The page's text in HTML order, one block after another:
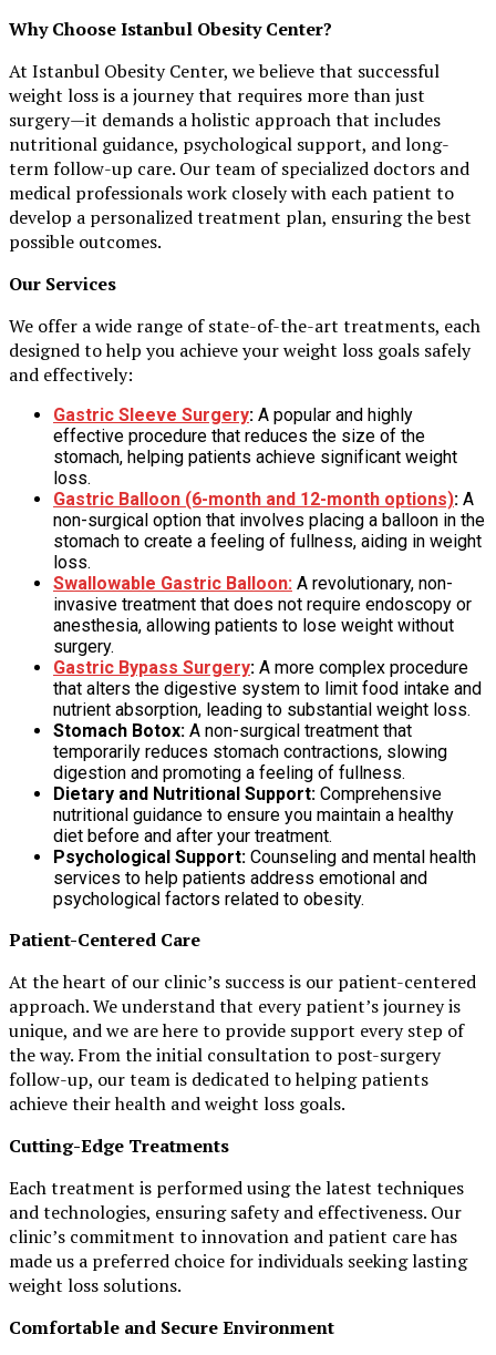
Why Choose Istanbul Obesity Center?
At Istanbul Obesity Center, we believe that successful
weight loss is a journey that requires more than just
surgery—it demands a holistic approach that includes
nutritional guidance, psychological support, and long-
term follow-up care. Our team of specialized doctors and
medical professionals work closely with each patient to
develop a personalized treatment plan, ensuring the best
possible outcomes.
Our Services
We offer a wide range of state-of-the-art treatments, each
designed to help you achieve your weight loss goals safely
and effectively:
Gastric Sleeve Surgery: A popular and highly
effective procedure that reduces the size of the
stomach, helping patients achieve significant weight
loss.
Gastric Balloon (6-month and 12-month options): A
non-surgical option that involves placing a balloon in the
stomach to create a feeling of fullness, aiding in weight
loss.
Swallowable Gastric Balloon: A revolutionary, non-
invasive treatment that does not require endoscopy or
anesthesia, allowing patients to lose weight without
surgery.
Gastric Bypass Surgery: A more complex procedure
that alters the digestive system to limit food intake and
nutrient absorption, leading to substantial weight loss.
Stomach Botox: A non-surgical treatment that
temporarily reduces stomach contractions, slowing
digestion and promoting a feeling of fullness.
Dietary and Nutritional Support: Comprehensive
nutritional guidance to ensure you maintain a healthy
diet before and after your treatment.
Psychological Support: Counseling and mental health
services to help patients address emotional and
psychological factors related to obesity.
Patient-Centered Care
At the heart of our clinic’s success is our patient-centered
approach. We understand that every patient’s journey is
unique, and we are here to provide support every step of
the way. From the initial consultation to post-surgery
follow-up, our team is dedicated to helping patients
achieve their health and weight loss goals.
Cutting-Edge Treatments
Each treatment is performed using the latest techniques
and technologies, ensuring safety and effectiveness. Our
clinic’s commitment to innovation and patient care has
made us a preferred choice for individuals seeking lasting
weight loss solutions.
Comfortable and Secure Environment